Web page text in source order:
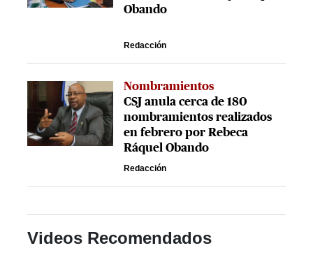
Obando
Redacción
Nombramientos
CSJ anula cerca de 180
nombramientos realizados
en febrero por Rebeca
Ráquel Obando
Redacción
Videos Recomendados